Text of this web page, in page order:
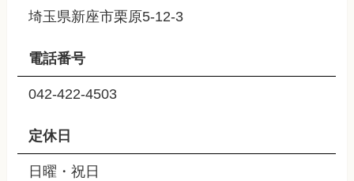
埼玉県新座市栗原5-12-3
電話番号
042-422-4503
定休日
日曜・祝日